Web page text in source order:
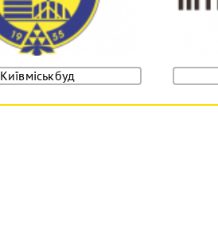
Київміськбуд